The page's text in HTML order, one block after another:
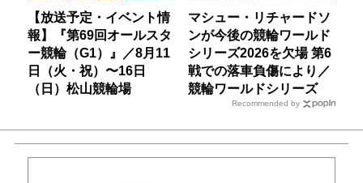
【放送予定・イベント情
報】『第69回オールスタ
ー競輪（G1）』／8月11
日（火・祝）〜16日
（日）松山競輪場
マシュー・リチャードソ
ンが今後の競輪ワールド
シリーズ2026を欠場 第6
戦での落車負傷により／
競輪ワールドシリーズ
Recommended by